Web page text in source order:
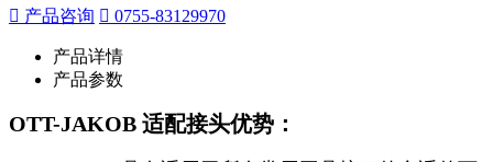
产品咨询 0755-83129970
产品详情
产品参数
OTT-JAKOB 适配接头优势：